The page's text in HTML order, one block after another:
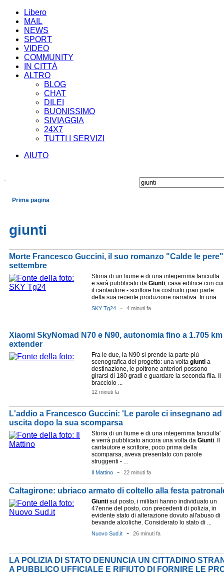
Libero
MAIL
NEWS
SPORT
VIDEO
COMMUNITY
IN CITTÀ
ALTRO
BLOG
CHAT
DILEI
BUONISSIMO
SIVIAGGIA
24X7
TUTTI I SERVIZI
AIUTO
Prima pagina
giunti
Morte Francesco Guccini, il suo romanzo "Calde le
settembre
Storia di un fiume e di una integerrima fanciulla
e sarà pubblicato da Giunti, casa editrice con cui
il cantautore - scrittore ha costruito gran parte
della sua recente produzione narrativa. In una ...
SKY Tg24 - 4 minuti fa
Xiaomi SkyNomad N70 e N90, autonomia fino a 1.705
extender
Fra le due, la N90 si prende la parte più
scenografica del progetto: una volta giunti a
destinazione, le poltrone anteriori possono
girarsi di 180 gradi e guardare la seconda fila. Il
bracciolo ...
12 minuti fa
L'addio a Francesco Guccini: 'Le parole ci insegnano
uscita dopo la sua scomparsa
Storia di un fiume e di una integerrima fanciulla'
e verrà pubblicato ancora una volta da Giunti. Il
cantautore e scrittore, poco prima della
scomparsa, aveva presentato con parole
struggenti - ...
Il Mattino - 22 minuti fa
Caltagirone: ubriaco armato di coltello alla festa
Giunti sul posto, i militari hanno individuato un
47enne del posto, con precedenti di polizia, in
evidente stato di alterazione dovuto all'abuso di
bevande alcoliche. Considerato lo stato di ...
Nuovo Sud.it - 26 minuti fa
LA POLIZIA DI STATO DENUNCIA UN CITTADINO
A PUBBLICO UFFICIALE E RIFIUTO DI FORNIRE LE